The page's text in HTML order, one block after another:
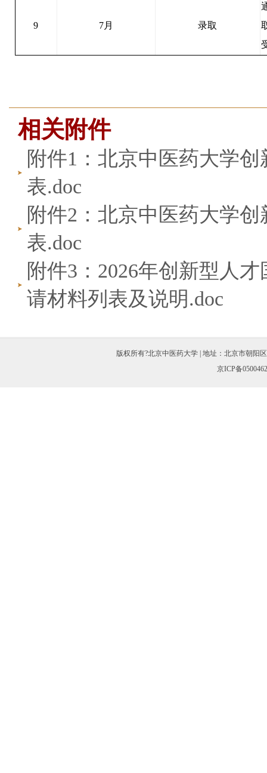
9 7月 录取
相关附件
附件1：北京中医药大学
表.doc
附件2：北京中医药大学
表.doc
附件3：2026年创新型人
请材料列表及说明.doc
版权所有?北京中医药大学 | 地址：北京市朝阳
京ICP备